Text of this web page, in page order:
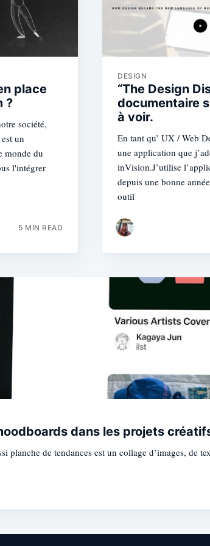
place
?
société,
un
monde du
l'intégrer
5 MIN READ
DESIGN
“The Design
documentaire
à voir.
En tant qu’ UX / Web
une application que
inVision.J’utilise
depuis une bonne
outil
dans les projets
planche de tendances est un collage d’images, de